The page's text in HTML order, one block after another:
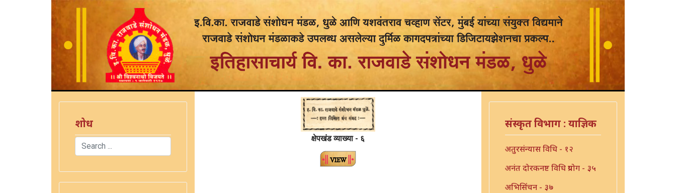
शोध
Search क्षेपखंड व्याख्या - ६
संस्कृत विभाग : याज्ञिक
अतुरसंन्यास विधि - १२
अनंत दोरकनष्ट विधि प्रयोग - ३५
अभिसिंचन - ३७